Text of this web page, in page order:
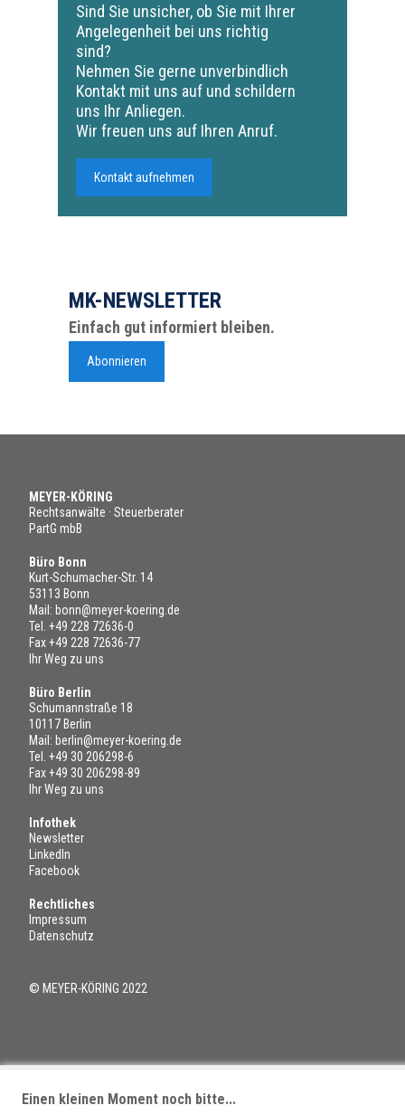
Sind Sie unsicher, ob Sie mit Ihrer
Angelegenheit bei uns richtig
sind?
Nehmen Sie gerne unverbindlich
Kontakt mit uns auf und schildern
uns Ihr Anliegen.
Wir freuen uns auf Ihren Anruf.
Kontakt aufnehmen
MK-NEWSLETTER
Einfach gut informiert bleiben.
Abonnieren
MEYER-KÖRING
Rechtsanwälte · Steuerberater
PartG mbB
Büro Bonn
Kurt-Schumacher-Str. 14
53113 Bonn
Mail: bonn@meyer-koering.de
Tel. +49 228 72636-0
Fax +49 228 72636-77
Ihr Weg zu uns
Büro Berlin
Schumannstraße 18
10117 Berlin
Mail: berlin@meyer-koering.de
Tel. +49 30 206298-6
Fax +49 30 206298-89
Ihr Weg zu uns
Infothek
Newsletter
LinkedIn
Facebook
Rechtliches
Impressum
Datenschutz
© MEYER-KÖRING 2022
Einen kleinen Moment noch bitte...